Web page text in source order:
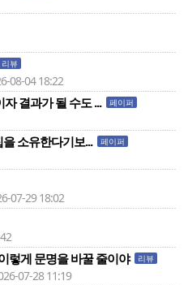
리뷰
08-04 18:22
결과가 될 수도 ... 페이퍼
소유한다기보... 페이퍼
07-29 18:02
렇게 문명을 바꿀 줄이야 리뷰
07-28 11:19